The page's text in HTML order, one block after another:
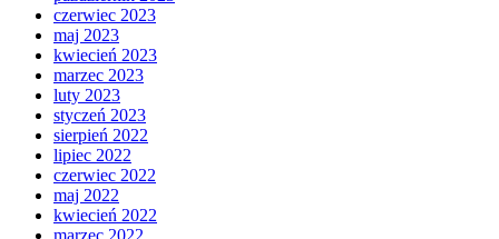
czerwiec 2023
maj 2023
kwiecień 2023
marzec 2023
luty 2023
styczeń 2023
sierpień 2022
lipiec 2022
czerwiec 2022
maj 2022
kwiecień 2022